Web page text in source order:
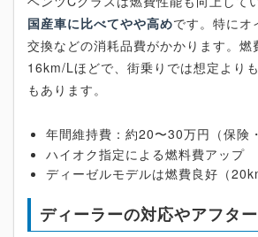
国産車に比べてやや高めです。特にオ
交換などの消耗品費がかかります。燃
16km/Lほどで、街乗りでは想定より
もあります。
年間維持費：約20〜30万円（保険
ハイオク指定による燃料費アップ
ディーゼルモデルは燃費良好（
ディーラーの対応やアフタ